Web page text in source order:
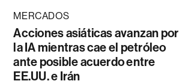
MERCADOS
Acciones asiáticas avanzan por
la IA mientras cae el petróleo
ante posible acuerdo entre
EE.UU. e Irán